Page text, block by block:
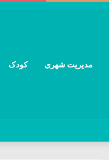
کودک مدیریت شهری